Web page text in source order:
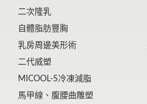
二次隆乳
自體脂肪豐胸
乳房周邊美形術
二代威塑
MICOOL-S冷凍減脂
馬甲線、腹腰曲雕塑